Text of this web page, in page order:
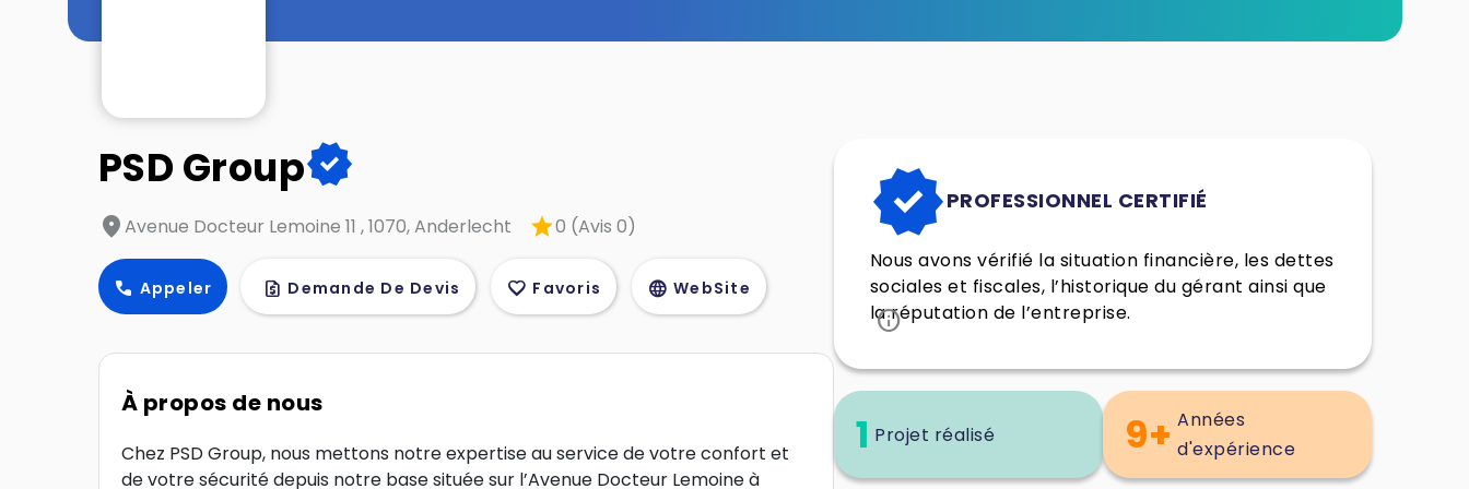
PSD Groupverified
location_onAvenue Docteur Lemoine 11 , 1070, Anderlecht star0 (Avis 0)
call Appeler request_quote Demande De Devis favorite Favoris language WebSite
À propos de nous
Chez PSD Group, nous mettons notre expertise au service de votre confort et
de votre sécurité depuis notre base située sur l’Avenue Docteur Lemoine à
verifiedPROFESSIONNEL CERTIFIÉ
Nous avons vérifié la situation financière, les dettes
sociales et fiscales, l’historique du gérant ainsi que
la réputation de l’entreprise.
info
1 Projet réalisé 9+ Années
d'expérience